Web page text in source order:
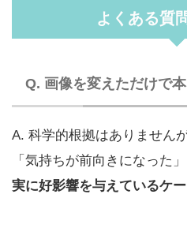
よくある質
Q. 画像を変えただけで
A. 科学的根拠はありません
「気持ちが前向きになった
実に好影響を与えているケ